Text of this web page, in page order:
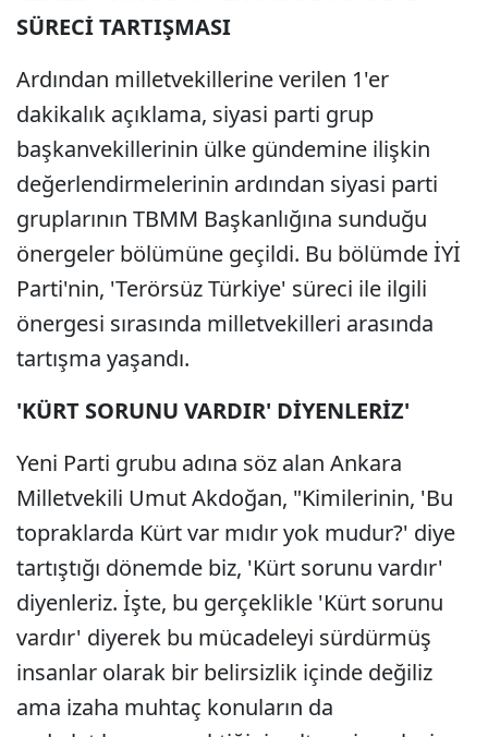
SÜRECİ TARTIŞMASI
Ardından milletvekillerine verilen 1'er
dakikalık açıklama, siyasi parti grup
başkanvekillerinin ülke gündemine ilişkin
değerlendirmelerinin ardından siyasi parti
gruplarının TBMM Başkanlığına sunduğu
önergeler bölümüne geçildi. Bu bölümde İYİ
Parti'nin, 'Terörsüz Türkiye' süreci ile ilgili
önergesi sırasında milletvekilleri arasında
tartışma yaşandı.
'KÜRT SORUNU VARDIR' DİYENLERİZ'
Yeni Parti grubu adına söz alan Ankara
Milletvekili Umut Akdoğan, "Kimilerinin, 'Bu
topraklarda Kürt var mıdır yok mudur?' diye
tartıştığı dönemde biz, 'Kürt sorunu vardır'
diyenleriz. İşte, bu gerçeklikle 'Kürt sorunu
vardır' diyerek bu mücadeleyi sürdürmüş
insanlar olarak bir belirsizlik içinde değiliz
ama izaha muhtaç konuların da